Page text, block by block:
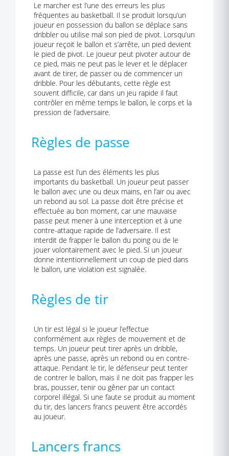
Le marcher est l’une des erreurs les plus
fréquentes au basketball. Il se produit lorsqu’un
joueur en possession du ballon se déplace sans
dribbler ou utilise mal son pied de pivot. Lorsqu’un
joueur reçoit le ballon et s’arrête, un pied devient
le pied de pivot. Le joueur peut pivoter autour de
ce pied, mais ne peut pas le lever et le déplacer
avant de tirer, de passer ou de commencer un
dribble. Pour les débutants, cette règle est
souvent difficile, car dans un jeu rapide il faut
contrôler en même temps le ballon, le corps et la
pression de l’adversaire.
Règles de passe
La passe est l’un des éléments les plus
importants du basketball. Un joueur peut passer
le ballon avec une ou deux mains, en l’air ou avec
un rebond au sol. La passe doit être précise et
effectuée au bon moment, car une mauvaise
passe peut mener à une interception et à une
contre-attaque rapide de l’adversaire. Il est
interdit de frapper le ballon du poing ou de le
jouer volontairement avec le pied. Si un joueur
donne intentionnellement un coup de pied dans
le ballon, une violation est signalée.
Règles de tir
Un tir est légal si le joueur l’effectue
conformément aux règles de mouvement et de
temps. Un joueur peut tirer après un dribble,
après une passe, après un rebond ou en contre-
attaque. Pendant le tir, le défenseur peut tenter
de contrer le ballon, mais il ne doit pas frapper les
bras, pousser, tenir ou gêner par un contact
corporel illégal. Si une faute se produit au moment
du tir, des lancers francs peuvent être accordés
au joueur.
Lancers francs